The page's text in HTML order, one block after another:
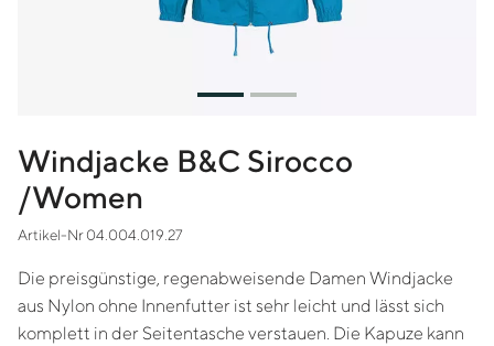
Windjacke B&C Sirocco
/Women
Artikel-Nr 04.004.019.27
Die preisgünstige, regenabweisende Damen Windjacke
aus Nylon ohne Innenfutter ist sehr leicht und lässt sich
komplett in der Seitentasche verstauen. Die Kapuze kann